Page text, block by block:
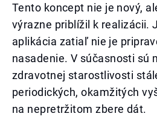
Tento koncept nie je nový,
výrazne priblížil k realizácii.
aplikácia zatiaľ nie je
nasadenie. V súčasnosti sú
zdravotnej starostlivosti
periodických, okamžitých
na nepretržitom zbere dát.